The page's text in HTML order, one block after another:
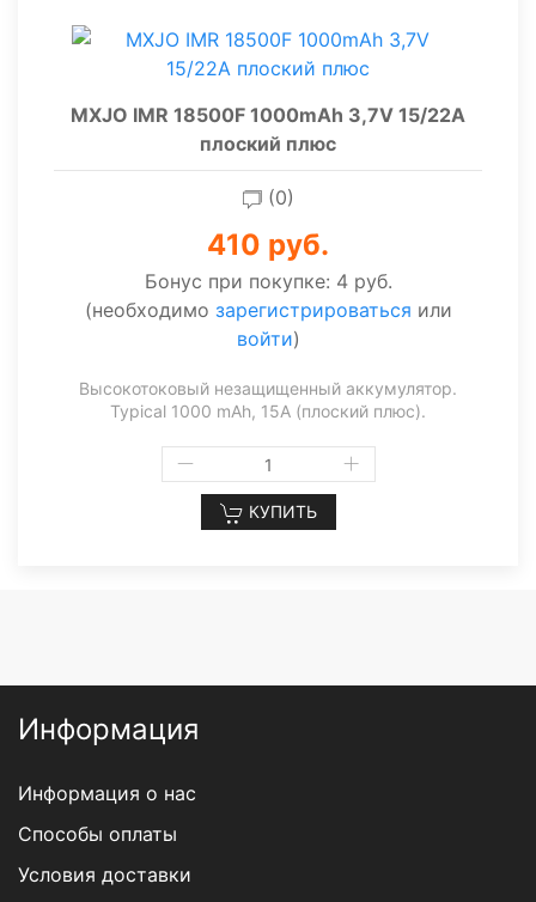
MXJO IMR 18500F 1000mAh 3,7V 15/22A
плоский плюс
(0)
410 руб.
Бонус при покупке: 4 руб.
(необходимо зарегистрироваться или
войти)
Высокотоковый незащищенный аккумулятор.
Typical 1000 mAh, 15А (плоский плюс).
КУПИТЬ
Информация
Информация о нас
Способы оплаты
Условия доставки